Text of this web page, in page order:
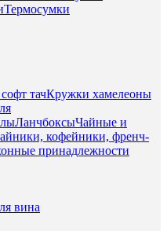
Термосумки
тачКружки хамелеоны
ЛанчбоксыЧайные и
кофейники, френч-
принадлежности
вина